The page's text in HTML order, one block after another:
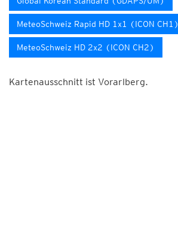
MeteoSchweiz Rapid HD 1x1 (ICON CH1)
MeteoSchweiz HD 2x2 (ICON CH2)
Kartenausschnitt ist Vorarlberg.